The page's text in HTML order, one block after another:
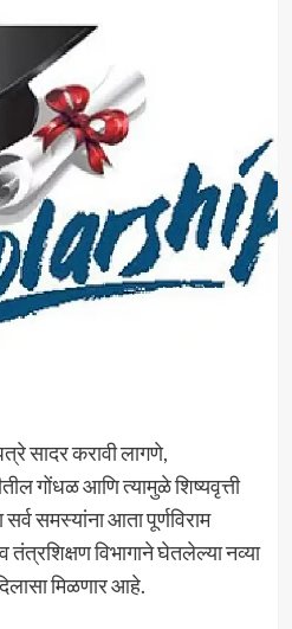
सादर करावी लागणे,
गोंधळ आणि त्यामुळे शिष्यवृत्ती
समस्यांना आता पूर्णविराम
तंत्रशिक्षण विभागाने घेतलेल्या नव्या
दिलासा मिळणार आहे.